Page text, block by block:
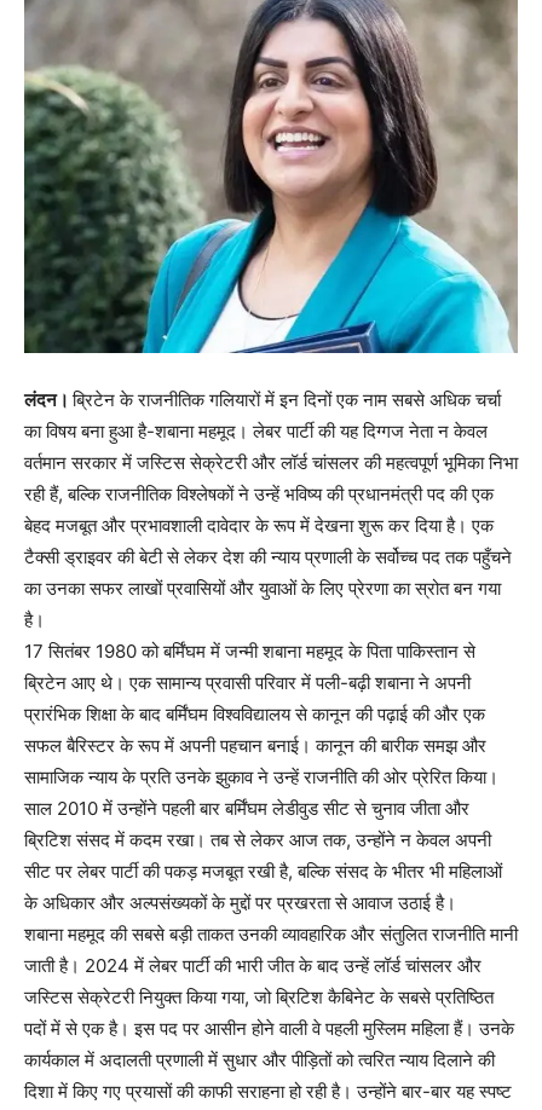
लंदन।ब्रिटेन के राजनीतिक गलियारों में इन दिनों एक नाम सबसे अधिक चर्चा
का विषय बना हुआ है-शबाना महमूद। लेबर पार्टी की यह दिग्गज नेता न केवल
वर्तमान सरकार में जस्टिस सेक्रेटरी और लॉर्ड चांसलर की महत्वपूर्ण भूमिका निभा
रही हैं, बल्कि राजनीतिक विश्लेषकों ने उन्हें भविष्य की प्रधानमंत्री पद की एक
बेहद मजबूत और प्रभावशाली दावेदार के रूप में देखना शुरू कर दिया है। एक
टैक्सी ड्राइवर की बेटी से लेकर देश की न्याय प्रणाली के सर्वोच्च पद तक पहुँचने
का उनका सफर लाखों प्रवासियों और युवाओं के लिए प्रेरणा का स्रोत बन गया
है।
17 सितंबर 1980 को बर्मिंघम में जन्मी शबाना महमूद के पिता पाकिस्तान से
ब्रिटेन आए थे। एक सामान्य प्रवासी परिवार में पली-बढ़ी शबाना ने अपनी
प्रारंभिक शिक्षा के बाद बर्मिंघम विश्वविद्यालय से कानून की पढ़ाई की और एक
सफल बैरिस्टर के रूप में अपनी पहचान बनाई। कानून की बारीक समझ और
सामाजिक न्याय के प्रति उनके झुकाव ने उन्हें राजनीति की ओर प्रेरित किया।
साल 2010 में उन्होंने पहली बार बर्मिंघम लेडीवुड सीट से चुनाव जीता और
ब्रिटिश संसद में कदम रखा। तब से लेकर आज तक, उन्होंने न केवल अपनी
सीट पर लेबर पार्टी की पकड़ मजबूत रखी है, बल्कि संसद के भीतर भी महिलाओं
के अधिकार और अल्पसंख्यकों के मुद्दों पर प्रखरता से आवाज उठाई है।
शबाना महमूद की सबसे बड़ी ताकत उनकी व्यावहारिक और संतुलित राजनीति मानी
जाती है। 2024 में लेबर पार्टी की भारी जीत के बाद उन्हें लॉर्ड चांसलर और
जस्टिस सेक्रेटरी नियुक्त किया गया, जो ब्रिटिश कैबिनेट के सबसे प्रतिष्ठित
पदों में से एक है। इस पद पर आसीन होने वाली वे पहली मुस्लिम महिला हैं। उनके
कार्यकाल में अदालती प्रणाली में सुधार और पीड़ितों को त्वरित न्याय दिलाने की
दिशा में किए गए प्रयासों की काफी सराहना हो रही है। उन्होंने बार-बार यह स्पष्ट